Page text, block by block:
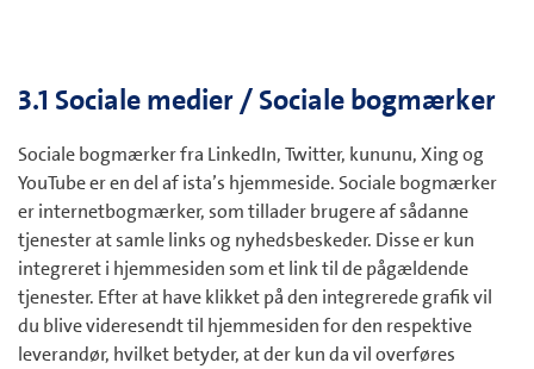
3.1 Sociale medier / Sociale bogmærker
Sociale bogmærker fra LinkedIn, Twitter, kununu, Xing og
YouTube er en del af ista’s hjemmeside. Sociale bogmærker
er internetbogmærker, som tillader brugere af sådanne
tjenester at samle links og nyhedsbeskeder. Disse er kun
integreret i hjemmesiden som et link til de pågældende
tjenester. Efter at have klikket på den integrerede grafik vil
du blive videresendt til hjemmesiden for den respektive
leverandør, hvilket betyder, at der kun da vil overføres